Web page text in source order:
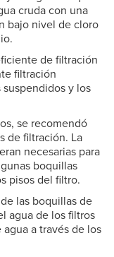
cruda con una
bajo nivel de cloro
de filtración
filtración
y los
se recomendó
de filtración. La
necesarias para
boquillas
pisos del filtro.
las boquillas de
agua de los filtros
a través de los